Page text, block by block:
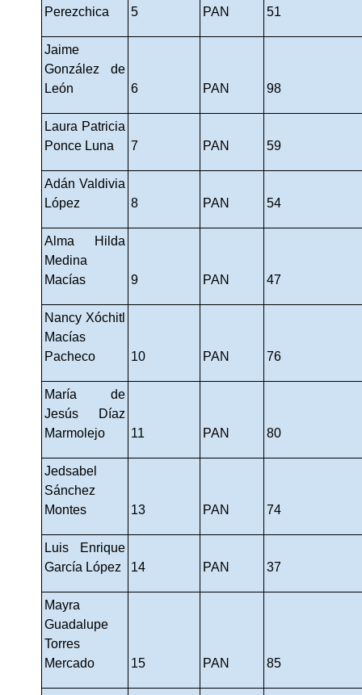
Perezchica
5 PAN 51
Jaime
González de
León
6 PAN 98
Laura Patricia
Ponce Luna
7 PAN 59
Adán Valdivia
López
8 PAN 54
Alma Hilda
Medina
Macías
9 PAN 47
Nancy Xóchitl
Macías
Pacheco
10 PAN 76
María de
Jesús Díaz
Marmolejo
11 PAN 80
Jedsabel
Sánchez
Montes
13 PAN 74
Luis Enrique
García López
14 PAN 37
Mayra
Guadalupe
Torres
Mercado
15 PAN 85